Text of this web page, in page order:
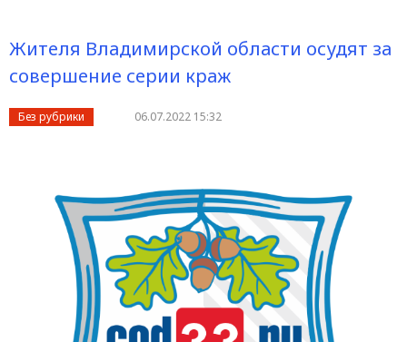
Жителя Владимирской области осудят за
совершение серии краж
Без рубрики 06.07.2022 15:32